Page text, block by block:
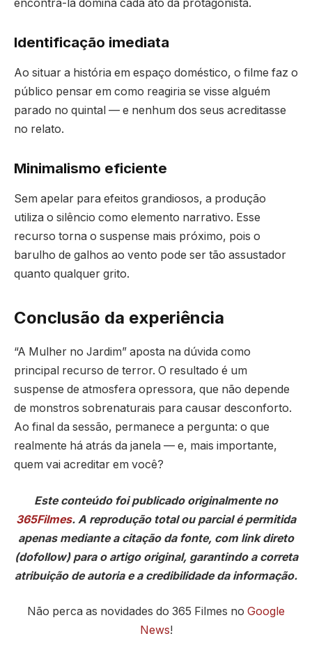
encontrá-la domina cada ato da protagonista.
Identificação imediata
Ao situar a história em espaço doméstico, o filme faz o
público pensar em como reagiria se visse alguém
parado no quintal — e nenhum dos seus acreditasse
no relato.
Minimalismo eficiente
Sem apelar para efeitos grandiosos, a produção
utiliza o silêncio como elemento narrativo. Esse
recurso torna o suspense mais próximo, pois o
barulho de galhos ao vento pode ser tão assustador
quanto qualquer grito.
Conclusão da experiência
“A Mulher no Jardim” aposta na dúvida como
principal recurso de terror. O resultado é um
suspense de atmosfera opressora, que não depende
de monstros sobrenaturais para causar desconforto.
Ao final da sessão, permanece a pergunta: o que
realmente há atrás da janela — e, mais importante,
quem vai acreditar em você?
Este conteúdo foi publicado originalmente no
365Filmes. A reprodução total ou parcial é permitida
apenas mediante a citação da fonte, com link direto
(dofollow) para o artigo original, garantindo a correta
atribuição de autoria e a credibilidade da informação.
Não perca as novidades do 365 Filmes no Google
News!